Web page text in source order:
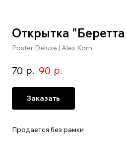
Открытка
Poster Deluxe | Alex Korn
70 р. 90 р.
Заказать
Продается без рамки